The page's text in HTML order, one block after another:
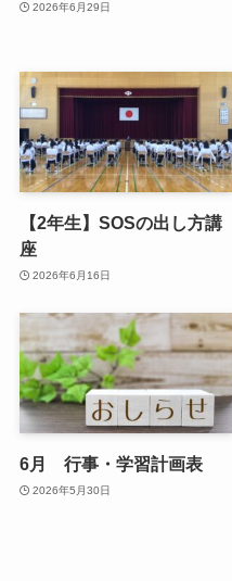
2026年6月29日
【2年生】SOSの出し方講
座
2026年6月16日
6月 行事・学習計画表
2026年5月30日